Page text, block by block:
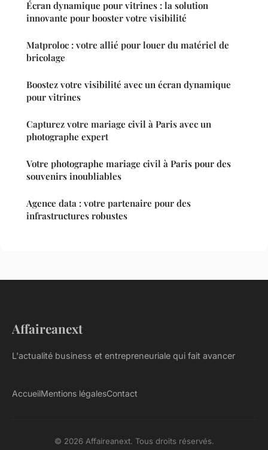
Écran dynamique pour vitrines : la solution
innovante pour booster votre visibilité
Matproloc : votre allié pour louer du matériel de
bricolage
Boostez votre visibilité avec un écran dynamique
pour vitrines
Capturez votre mariage civil à Paris avec un
photographe expert
Votre photographe mariage civil à Paris pour des
souvenirs inoubliables
Agence data : votre partenaire pour des
infrastructures robustes
Affaireanext
L'actualité business et entrepreneuriale qui fait avancer
AccueilMentions légalesContact
© 2026 Affaireanext. Tous droits réservés.